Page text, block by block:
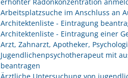
Arbeitsplatzsuche im Anschluss an
Architektenliste - Eintragung
Architektenliste - Eintragung einer
Arzt, Zahnarzt, Apotheker,
Jugendlichenpsychotherapeut mit
beantragen